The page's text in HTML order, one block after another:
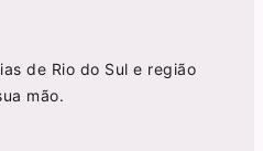
de Rio do Sul e região
mão.